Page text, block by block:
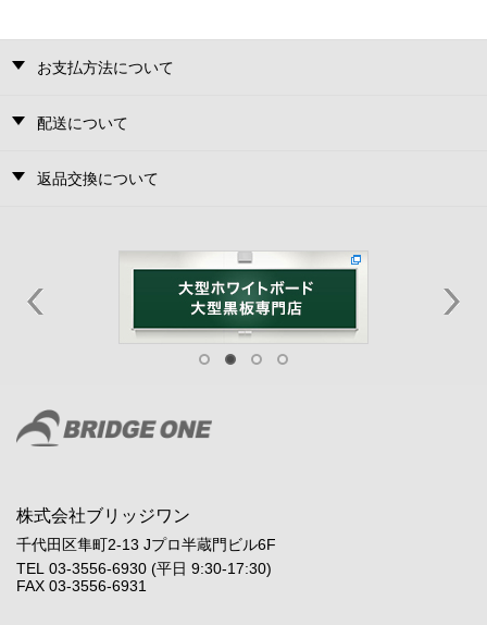
お支払方法について
配送について
返品交換について
株式会社ブリッジワン
千代田区隼町2-13 Jプロ半蔵門ビル6F
TEL 03-3556-6930 (平日 9:30-17:30)
FAX 03-3556-6931